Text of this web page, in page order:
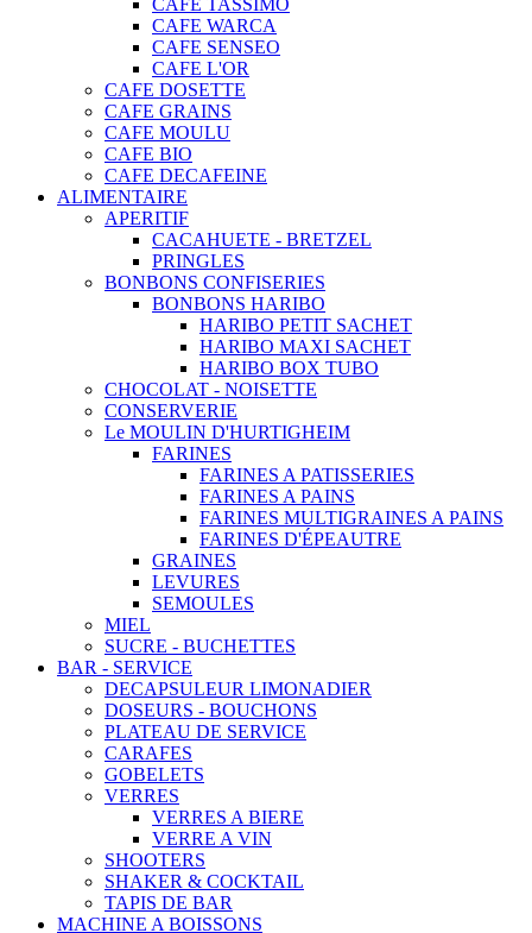
CAFE WARCA
CAFE SENSEO
CAFE L'OR
CAFE DOSETTE
CAFE GRAINS
CAFE MOULU
CAFE BIO
CAFE DECAFEINE
ALIMENTAIRE
APERITIF
CACAHUETE - BRETZEL
PRINGLES
BONBONS CONFISERIES
BONBONS HARIBO
HARIBO PETIT SACHET
HARIBO MAXI SACHET
HARIBO BOX TUBO
CHOCOLAT - NOISETTE
CONSERVERIE
Le MOULIN D'HURTIGHEIM
FARINES
FARINES A PATISSERIES
FARINES A PAINS
FARINES MULTIGRAINES A PAINS
FARINES D'ÉPEAUTRE
GRAINES
LEVURES
SEMOULES
MIEL
SUCRE - BUCHETTES
BAR - SERVICE
DECAPSULEUR LIMONADIER
DOSEURS - BOUCHONS
PLATEAU DE SERVICE
CARAFES
GOBELETS
VERRES
VERRES A BIERE
VERRE A VIN
SHOOTERS
SHAKER & COCKTAIL
TAPIS DE BAR
MACHINE A BOISSONS